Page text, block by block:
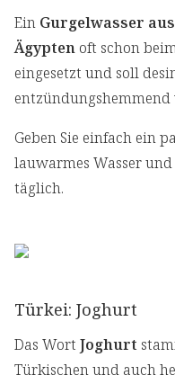
Ein Gurgelwasser
Ägypten oft schon
eingesetzt und soll
Geben Sie einfach ein
lauwarmes Wasser
täglich.
Türkei: Joghurt
Das Wort Joghurt
Türkischen und auch